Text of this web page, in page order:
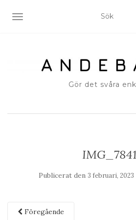
SLÅ PÅ/AV NAVIGERING
Gör det svåra
IMG_7841
Publicerat den 3 februari, 2023
Föregående